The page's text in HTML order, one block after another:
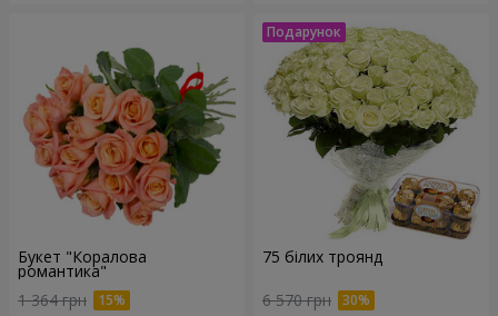
Букет "Коралова
романтика"
1 364 грн
75 білих троянд
6 570 грн